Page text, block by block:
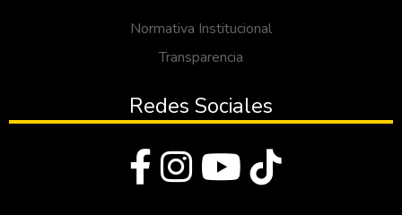
Normativa Institucional
Transparencia
Redes Sociales